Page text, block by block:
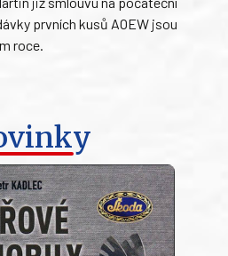
prvních kusů AOEW jsou
roce.